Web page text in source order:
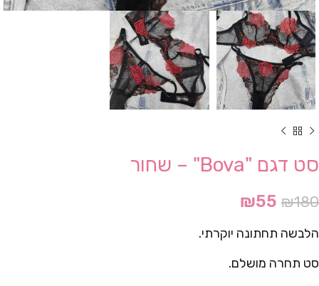
סט דגם "Bova" – שחור
₪180
₪55
הלבשה תחתונה יוקרתי.
סט תחרה מושלם.